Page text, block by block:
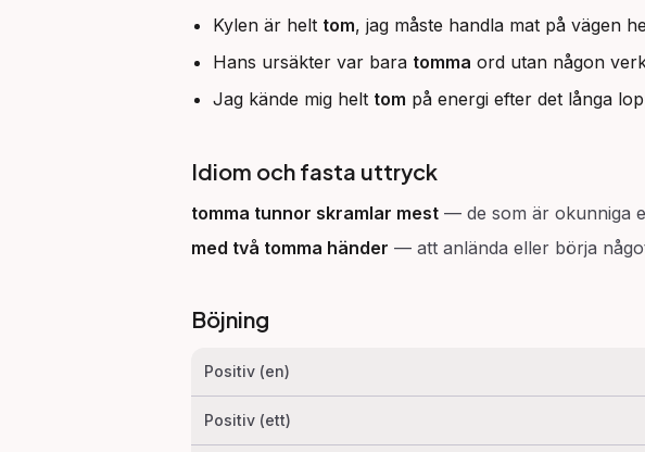
Kylen är helt tom, jag måste handla mat på vägen
Hans ursäkter var bara tomma ord utan någon
Jag kände mig helt tom på energi efter det långa
Idiom och fasta uttryck
tomma tunnor skramlar mest — de som är okunniga
med två tomma händer — att anlända eller börja
Böjning
Positiv (en)
Positiv (ett)